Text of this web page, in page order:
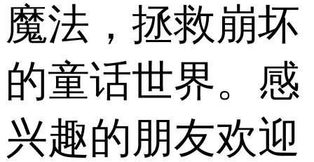
魔法，拯救崩坏
的童话世界。感
兴趣的朋友欢迎